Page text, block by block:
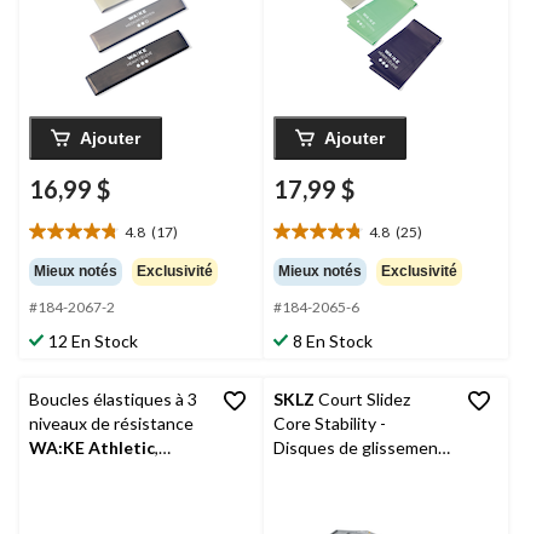
Ajouter
16,99 $
4.8 (17)
4.8
étoile(s)
sur
5.
17
Mieux notés Exclusivité
#184-2067-2
12 En Stock
Ajouter
17,99 $
4.8 (25)
4.8
étoile(s)
sur
5.
25
Mieux notés Exclusivité
#184-2065-6
8 En Stock
Boucles élastiques à 3
niveaux de résistance
WA:KE Athletic,
SKLZ Court Slidez
Core Stability -
Disques de glissement